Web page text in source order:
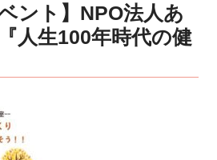
ント】NPO法人あ
人生100年時代の健